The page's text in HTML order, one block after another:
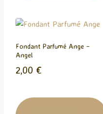
Fondant Parfumé Ange –
Angel
2,00 €